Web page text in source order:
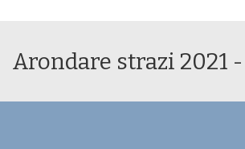
Arondare strazi 2021